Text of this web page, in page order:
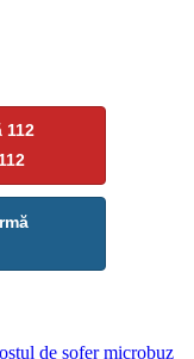
de șofer microbuz